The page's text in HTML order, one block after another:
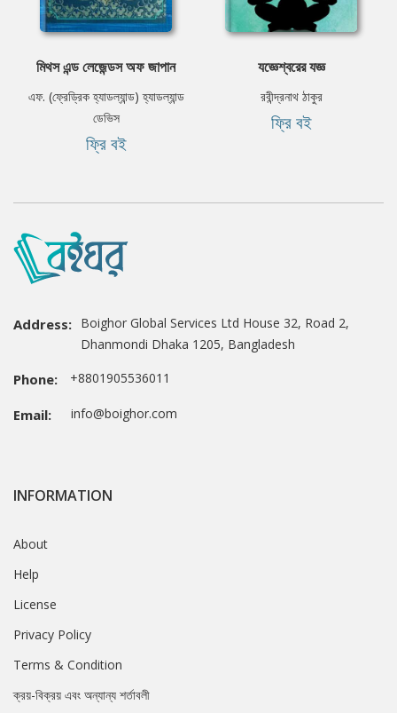
মিথস এন্ড লেজেন্ডস অফ জাপান
এফ. (ফ্রেড্রিক হ্যাডল্যান্ড) হ্যাডল্যান্ড
ডেভিস
ফ্রি বই
যজ্ঞেশ্বরের যজ্ঞ
রবীন্দ্রনাথ ঠাকুর
ফ্রি বই
Address: Boighor Global Services Ltd House 32, Road 2,
Dhanmondi Dhaka 1205, Bangladesh
Phone: +8801905536011
Email: info@boighor.com
INFORMATION
About
Help
License
Privacy Policy
Terms & Condition
ক্রয়-বিক্রয় এবং অন্যান্য শর্তাবলী